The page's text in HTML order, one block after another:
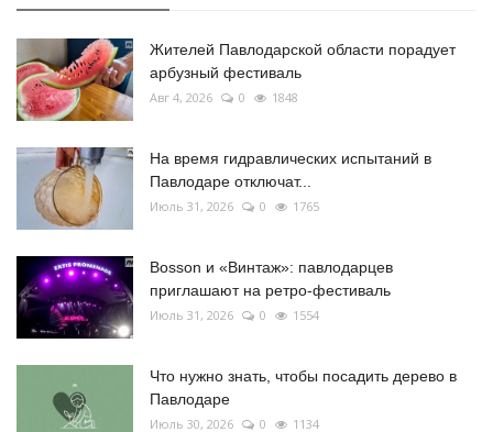
Жителей Павлодарской области порадует
арбузный фестиваль
Авг 4, 2026 0 1848
На время гидравлических испытаний в
Павлодаре отключат...
Июль 31, 2026 0 1765
Bosson и «Винтаж»: павлодарцев
приглашают на ретро-фестиваль
Июль 31, 2026 0 1554
Что нужно знать, чтобы посадить дерево в
Павлодаре
Июль 30, 2026 0 1134